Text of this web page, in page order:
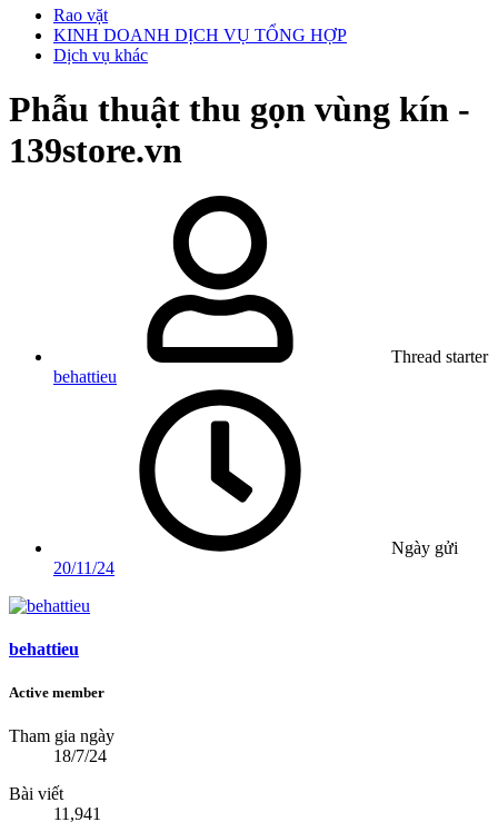
Rao vặt
KINH DOANH DỊCH VỤ TỔNG HỢP
Dịch vụ khác
Phẫu thuật thu gọn vùng kín -
139store.vn
Thread starter
behattieu
Ngày gửi
20/11/24
behattieu
Active member
Tham gia ngày
18/7/24
Bài viết
11,941